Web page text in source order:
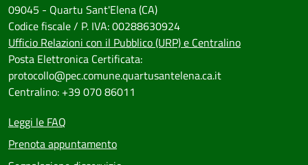
09045 - Quartu Sant'Elena (CA)
Codice fiscale / P. IVA: 00288630924
Ufficio Relazioni con il Pubblico (URP) e Centralino
Posta Elettronica Certificata:
protocollo@pec.comune.quartusantelena.ca.it
Centralino: +39 070 86011
Leggi le FAQ
Prenota appuntamento